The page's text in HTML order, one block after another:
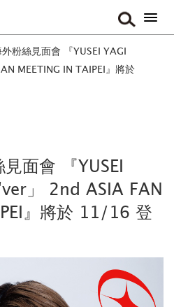
粉絲見面會 『YUSEI YAGI
MEETING IN TAIPEI』將於
面會 『YUSEI
」 2nd ASIA FAN
』將於 11/16 登